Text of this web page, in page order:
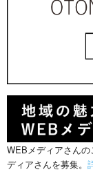
WEBメディアさん
ディアさんを募集。